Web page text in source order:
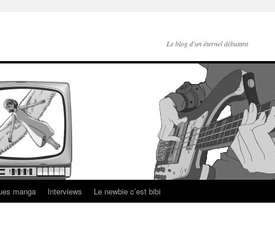
Le blog d'un éternel débutant
manga Interviews Le newbie c’est bibi